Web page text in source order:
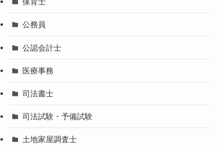
公務員
公認会計士
医療事務
司法書士
司法試験・予備試験
土地家屋調査士